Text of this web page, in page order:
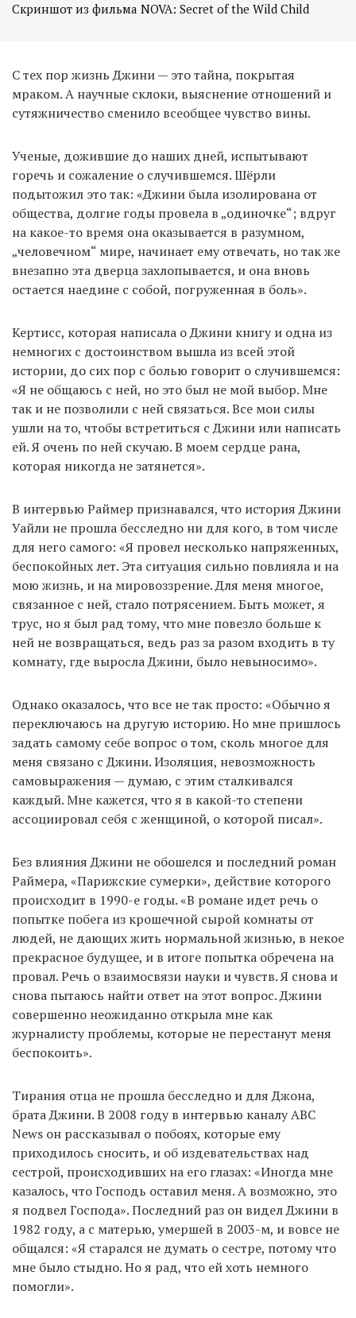
Скриншот из фильма NOVA: Secret of the Wild Child
С тех пор жизнь Джини — это тайна, покрытая
мраком. А научные склоки, выяснение отношений и
сутяжничество сменило всеобщее чувство вины.
Ученые, дожившие до наших дней, испытывают
горечь и сожаление о случившемся. Шёрли
подытожил это так: «Джини была изолирована от
общества, долгие годы провела в „одиночке“; вдруг
на какое-то время она оказывается в разумном,
„человечном“ мире, начинает ему отвечать, но так же
внезапно эта дверца захлопывается, и она вновь
остается наедине с собой, погруженная в боль».
Кертисс, которая написала о Джини книгу и одна из
немногих с достоинством вышла из всей этой
истории, до сих пор с болью говорит о случившемся:
«Я не общаюсь с ней, но это был не мой выбор. Мне
так и не позволили с ней связаться. Все мои силы
ушли на то, чтобы встретиться с Джини или написать
ей. Я очень по ней скучаю. В моем сердце рана,
которая никогда не затянется».
В интервью Раймер признавался, что история Джини
Уайли не прошла бесследно ни для кого, в том числе
для него самого: «Я провел несколько напряженных,
беспокойных лет. Эта ситуация сильно повлияла и на
мою жизнь, и на мировоззрение. Для меня многое,
связанное с ней, стало потрясением. Быть может, я
трус, но я был рад тому, что мне повезло больше к
ней не возвращаться, ведь раз за разом входить в ту
комнату, где выросла Джини, было невыносимо».
Однако оказалось, что все не так просто: «Обычно я
переключаюсь на другую историю. Но мне пришлось
задать самому себе вопрос о том, сколь многое для
меня связано с Джини. Изоляция, невозможность
самовыражения — думаю, с этим сталкивался
каждый. Мне кажется, что я в какой-то степени
ассоциировал себя с женщиной, о которой писал».
Без влияния Джини не обошелся и последний роман
Раймера, «Парижские сумерки», действие которого
происходит в 1990-е годы. «В романе идет речь о
попытке побега из крошечной сырой комнаты от
людей, не дающих жить нормальной жизнью, в некое
прекрасное будущее, и в итоге попытка обречена на
провал. Речь о взаимосвязи науки и чувств. Я снова и
снова пытаюсь найти ответ на этот вопрос. Джини
совершенно неожиданно открыла мне как
журналисту проблемы, которые не перестанут меня
беспокоить».
Тирания отца не прошла бесследно и для Джона,
брата Джини. В 2008 году в интервью каналу ABC
News он рассказывал о побоях, которые ему
приходилось сносить, и об издевательствах над
сестрой, происходивших на его глазах: «Иногда мне
казалось, что Господь оставил меня. А возможно, это
я подвел Господа». Последний раз он видел Джини в
1982 году, а с матерью, умершей в 2003-м, и вовсе не
общался: «Я старался не думать о сестре, потому что
мне было стыдно. Но я рад, что ей хоть немного
помогли».